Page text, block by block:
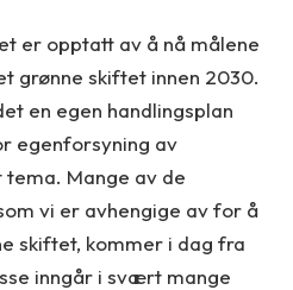
er opptatt av å nå målene
grønne skiftet innen 2030.
en egen handlingsplan
egenforsyning av
Mange av de
vi er avhengige av for å
skiftet, kommer i dag fra
inngår i svært mange